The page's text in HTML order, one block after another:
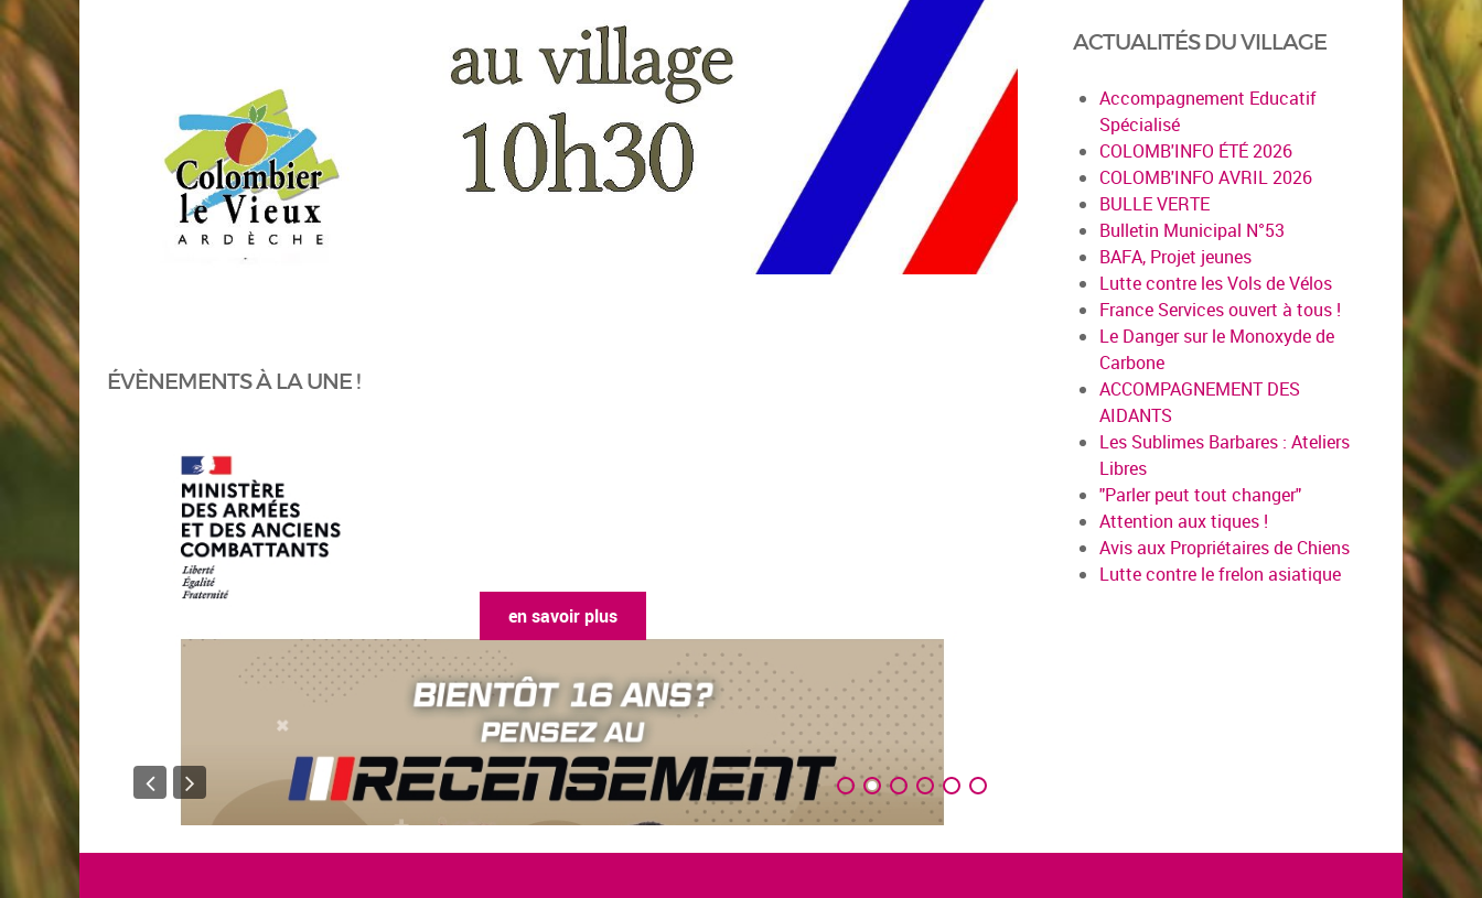
ÉVÈNEMENTS À LA UNE !
en savoir plus
ACTUALITÉS DU VILLAGE
Accompagnement Educatif
Spécialisé
COLOMB'INFO ÉTÉ 2026
COLOMB'INFO AVRIL 2026
BULLE VERTE
Bulletin Municipal N°53
BAFA, Projet jeunes
Lutte contre les Vols de Vélos
France Services ouvert à tous !
Le Danger sur le Monoxyde de
Carbone
ACCOMPAGNEMENT DES
AIDANTS
Les Sublimes Barbares : Ateliers
Libres
"Parler peut tout changer"
Attention aux tiques !
Avis aux Propriétaires de Chiens
Lutte contre le frelon asiatique